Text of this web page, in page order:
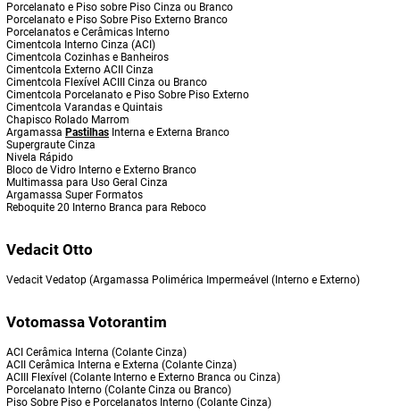
Porcelanato e Piso sobre Piso Cinza ou Branco
Porcelanato e Piso Sobre Piso Externo Branco
Porcelanatos e Cerâmicas Interno
Cimentcola Interno Cinza (ACI)
Cimentcola Cozinhas e Banheiros
Cimentcola Externo ACII Cinza
Cimentcola Flexível ACIII Cinza ou Branco
Cimentcola Porcelanato e Piso Sobre Piso Externo
Cimentcola Varandas e Quintais
Chapisco Rolado Marrom
Argamassa Pastilhas Interna e Externa Branco
Supergraute Cinza
Nivela Rápido
Bloco de Vidro Interno e Externo Branco
Multimassa para Uso Geral Cinza
Argamassa Super Formatos
Reboquite 20 Interno Branca para Reboco
Vedacit Otto
Vedacit Vedatop (Argamassa Polimérica Impermeável (Interno e Externo)
Votomassa Votorantim
ACI Cerâmica Interna (Colante Cinza)
ACII Cerâmica Interna e Externa (Colante Cinza)
ACIII Flexível (Colante Interno e Externo Branca ou Cinza)
Porcelanato Interno (Colante Cinza ou Branco)
Piso Sobre Piso e Porcelanatos Interno (Colante Cinza)